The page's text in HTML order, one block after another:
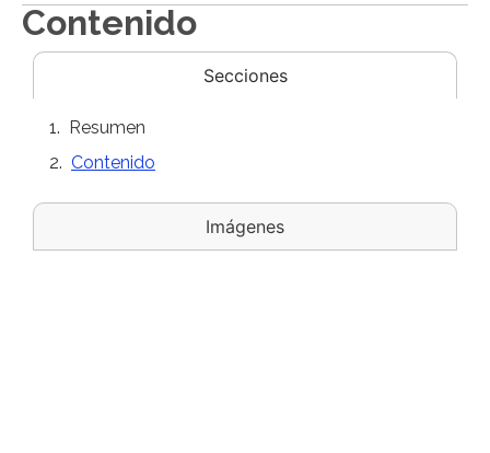
Contenido
Secciones
Imágenes
Resumen
Contenido